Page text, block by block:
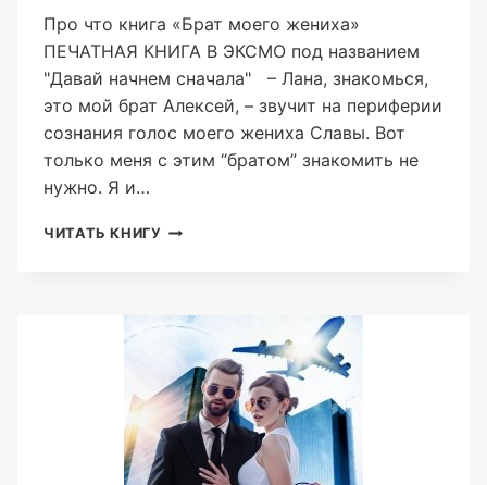
Про что книга «Брат моего жениха»
ПЕЧАТНАЯ КНИГА В ЭКСМО под названием
"Давай начнем сначала" – Лана, знакомься,
это мой брат Алексей, – звучит на периферии
сознания голос моего жениха Славы. Вот
только меня с этим “братом” знакомить не
нужно. Я и…
ЧИТАТЬ КНИГУ БРАТ
КОВАЛЬ)